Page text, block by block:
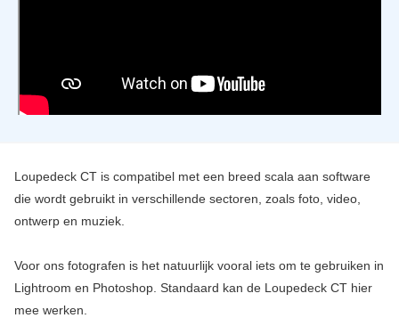
Loupedeck CT is compatibel met een breed scala aan software
die wordt gebruikt in verschillende sectoren, zoals foto, video,
ontwerp en muziek.
Voor ons fotografen is het natuurlijk vooral iets om te gebruiken in
Lightroom en Photoshop. Standaard kan de Loupedeck CT hier
mee werken.